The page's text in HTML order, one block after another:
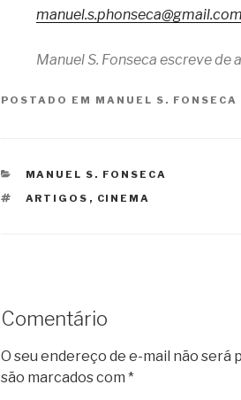
manuel.s.phonseca@gmail.com
Manuel S. Fonseca escreve
POSTADO EM MANUEL S. FONSECA
CATEGORIAS
MANUEL S. FONSECA
TAGS
ARTIGOS , CINEMA
Comentário
O seu endereço de e-mail não será
são marcados com *